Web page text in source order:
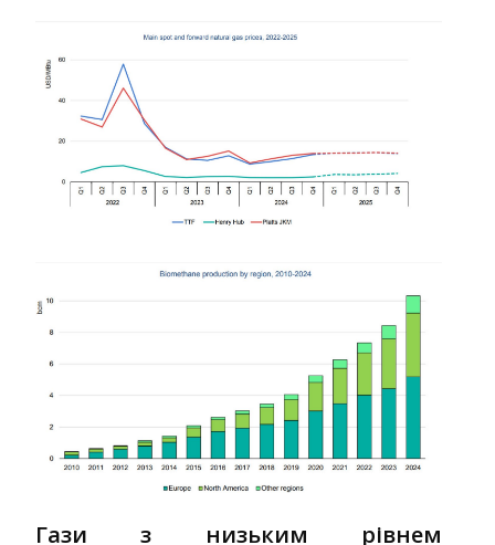
Гази з низьким рівнем